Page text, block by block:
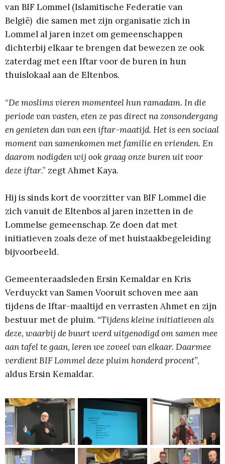
van BIF Lommel (Islamitische Federatie van
België) die samen met zijn organisatie zich in
Lommel al jaren inzet om gemeenschappen
dichterbij elkaar te brengen dat bewezen ze ook
zaterdag met een Iftar voor de buren in hun
thuislokaal aan de Eltenbos.
“De moslims vieren momenteel hun ramadam. In die
periode van vasten, eten ze pas direct na zonsondergang
en genieten dan van een iftar-maatijd. Het is een sociaal
moment van samenkomen met familie en vrienden. En
daarom nodigden wij ook graag onze buren uit voor
deze iftar.” zegt Ahmet Kaya.
Hij is sinds kort de voorzitter van BIF Lommel die
zich vanuit de Eltenbos al jaren inzetten in de
Lommelse gemeenschap. Ze doen dat met
initiatieven zoals deze of met huistaakbegeleiding
bijvoorbeeld.
Gemeenteraadsleden Ersin Kemaldar en Kris
Verduyckt van Samen Vooruit schoven mee aan
tijdens de Iftar-maaltijd en verrasten Ahmet en zijn
bestuur met de pluim. “Tijdens kleine initiatieven als
deze, waarbij de buurt werd uitgenodigd om samen mee
aan tafel te gaan, leren we zoveel van elkaar. Daarmee
verdient BIF Lommel deze pluim honderd procent”,
aldus Ersin Kemaldar.